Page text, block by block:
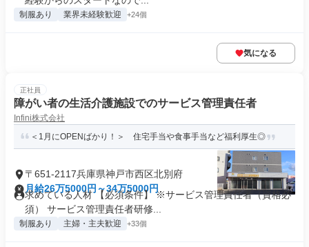
制服あり 業界未経験歓迎 +24個
気になる
正社員
障がい者の生活介護施設でのサービス管理責任者
Infini株式会社
＜1月にOPENばかり！＞ 住宅手当や食事手当など福利厚生◎
〒651-2117兵庫県神戸市西区北別府
月給26万5000円～34万5000円
求めている人材 【必須条件】 ※サービス管理責任者（資格必
須） サービス管理責任者研修...
制服あり 主婦・主夫歓迎 +33個